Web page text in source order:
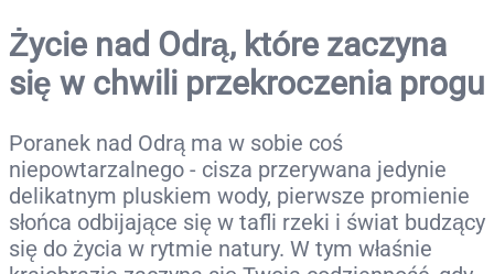
Życie nad Odrą, które zaczyna
się w chwili przekroczenia progu
Poranek nad Odrą ma w sobie coś
niepowtarzalnego - cisza przerywana jedynie
delikatnym pluskiem wody, pierwsze promienie
słońca odbijające się w tafli rzeki i świat budzący
się do życia w rytmie natury. W tym właśnie